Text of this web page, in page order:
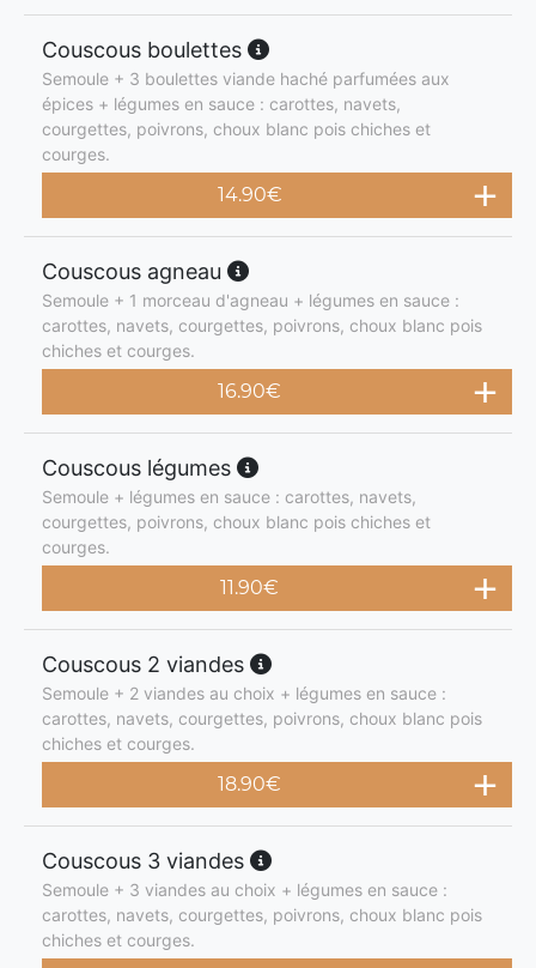
Couscous boulettes
Semoule + 3 boulettes viande haché parfumées aux
épices + légumes en sauce : carottes, navets,
courgettes, poivrons, choux blanc pois chiches et
courges.
14.90€
Couscous agneau
Semoule + 1 morceau d'agneau + légumes en sauce :
carottes, navets, courgettes, poivrons, choux blanc pois
chiches et courges.
16.90€
Couscous légumes
Semoule + légumes en sauce : carottes, navets,
courgettes, poivrons, choux blanc pois chiches et
courges.
11.90€
Couscous 2 viandes
Semoule + 2 viandes au choix + légumes en sauce :
carottes, navets, courgettes, poivrons, choux blanc pois
chiches et courges.
18.90€
Couscous 3 viandes
Semoule + 3 viandes au choix + légumes en sauce :
carottes, navets, courgettes, poivrons, choux blanc pois
chiches et courges.